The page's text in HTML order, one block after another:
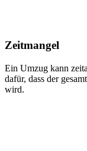
Zeitmangel
Ein Umzug kann
dafür, dass der
wird.